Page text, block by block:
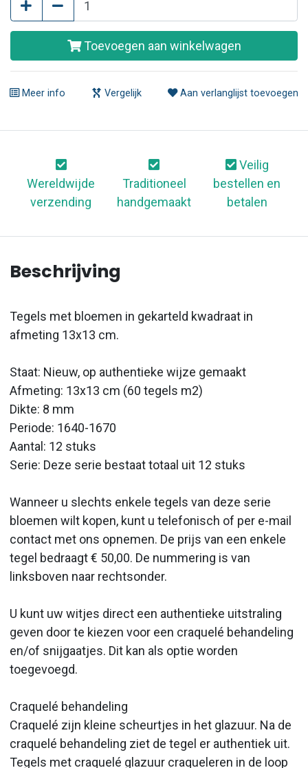
Toevoegen aan winkelwagen
Meer info Vergelijk Aan verlanglijst toevoegen
Wereldwijde
verzending
Traditioneel
handgemaakt
Veilig
bestellen en
betalen
Beschrijving
Tegels met bloemen in gekarteld kwadraat in
afmeting 13x13 cm.
Staat: Nieuw, op authentieke wijze gemaakt
Afmeting: 13x13 cm (60 tegels m2)
Dikte: 8 mm
Periode: 1640-1670
Aantal: 12 stuks
Serie: Deze serie bestaat totaal uit 12 stuks
Wanneer u slechts enkele tegels van deze serie
bloemen wilt kopen, kunt u telefonisch of per e-mail
contact met ons opnemen. De prijs van een enkele
tegel bedraagt € 50,00. De nummering is van
linksboven naar rechtsonder.
U kunt uw witjes direct een authentieke uitstraling
geven door te kiezen voor een craquelé behandeling
en/of snijgaatjes. Dit kan als optie worden
toegevoegd.
Craquelé behandeling
Craquelé zijn kleine scheurtjes in het glazuur. Na de
craquelé behandeling ziet de tegel er authentiek uit.
Tegels met craquelé glazuur craqueleren in de loop